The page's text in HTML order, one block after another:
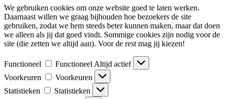
We gebruiken cookies om onze website goed te laten werken.
Daarnaast willen we graag bijhouden hoe bezoekers de site
gebruiken, zodat we hem steeds beter kunnen maken, maar dat doen
we alleen als jij dat goed vindt. Sommige cookies zijn nodig voor de
site (die zetten we altijd aan). Voor de rest mag jij kiezen!
Functioneel Functioneel Altijd actief
Voorkeuren
Voorkeuren
Statistieken
Statistieken